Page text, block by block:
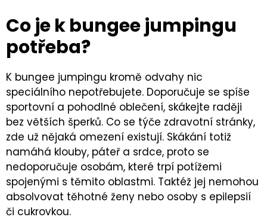
Co je k bungee jumpingu
potřeba?
K bungee jumpingu kromě odvahy nic
speciálního nepotřebujete. Doporučuje se spíše
sportovní a pohodlné oblečení, skákejte raději
bez větších šperků. Co se týče zdravotní stránky,
zde už nějaká omezení existují. Skákání totiž
namáhá klouby, páteř a srdce, proto se
nedoporučuje osobám, které trpí potížemi
spojenými s těmito oblastmi. Taktéž jej nemohou
absolvovat těhotné ženy nebo osoby s epilepsií
či cukrovkou.